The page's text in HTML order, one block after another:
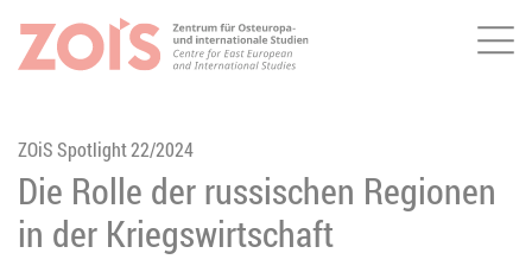
ZUM HAUPTINHALT SPRINGEN
ZUR SUCHE SPRINGEN
ZOiS Spotlight 22/2024
Die Rolle der russischen Regionen
in der Kriegswirtschaft